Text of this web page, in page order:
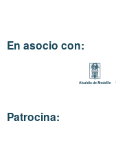
En asocio con:
Patrocina: